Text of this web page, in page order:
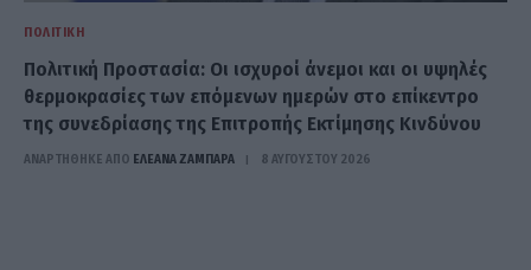
ΠΟΛΙΤΙΚΉ
Πολιτική Προστασία: Οι ισχυροί άνεμοι και οι υψηλές
θερμοκρασίες των επόμενων ημερών στο επίκεντρο
της συνεδρίασης της Επιτροπής Εκτίμησης Κινδύνου
ΑΝΑΡΤΗΘΗΚΕ ΑΠΟ ΕΛΕΑΝΑ ΖΑΜΠΑΡΑ 8 ΑΥΓΟΎΣΤΟΥ 2026